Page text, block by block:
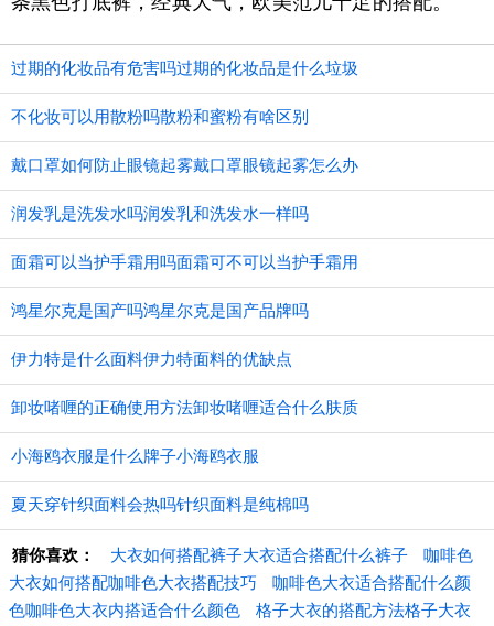
过期的化妆品有危害吗过期的化妆品是什么垃圾
不化妆可以用散粉吗散粉和蜜粉有啥区别
戴口罩如何防止眼镜起雾戴口罩眼镜起雾怎么办
润发乳是洗发水吗润发乳和洗发水一样吗
面霜可以当护手霜用吗面霜可不可以当护手霜用
鸿星尔克是国产吗鸿星尔克是国产品牌吗
伊力特是什么面料伊力特面料的优缺点
卸妆啫喱的正确使用方法卸妆啫喱适合什么肤质
小海鸥衣服是什么牌子小海鸥衣服
夏天穿针织面料会热吗针织面料是纯棉吗
猜你喜欢： 大衣如何搭配裤子大衣适合搭配什么裤子
咖啡色
大衣如何搭配咖啡色大衣搭配技巧
咖啡色大衣适合搭配什么颜
色咖啡色大衣内搭适合什么颜色
格子大衣的搭配方法格子大衣